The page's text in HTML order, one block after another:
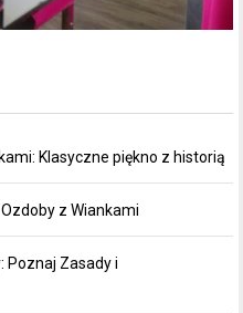
Klasyczne piękno z historią
z Wiankami
Poznaj Zasady i